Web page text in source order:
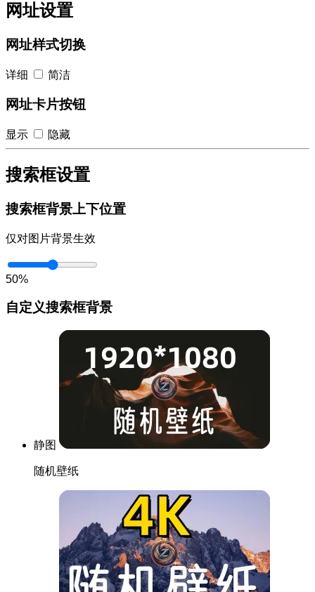
网址设置
网址样式切换
详细 简洁
网址卡片按钮
显示 隐藏
搜索框设置
搜索框背景上下位置
仅对图片背景生效
50%
自定义搜索框背景
静图
随机壁纸